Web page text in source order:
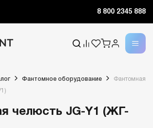
8 800 2345 888
Фантомное оборудование Фантомная
челюсть JG-Y1 (ЖГ-